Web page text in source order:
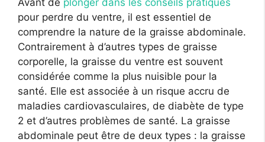
Avant de plonger dans les conseils pratiques
pour perdre du ventre, il est essentiel de
comprendre la nature de la graisse abdominale.
Contrairement à d’autres types de graisse
corporelle, la graisse du ventre est souvent
considérée comme la plus nuisible pour la
santé. Elle est associée à un risque accru de
maladies cardiovasculaires, de diabète de type
2 et d’autres problèmes de santé. La graisse
abdominale peut être de deux types : la graisse